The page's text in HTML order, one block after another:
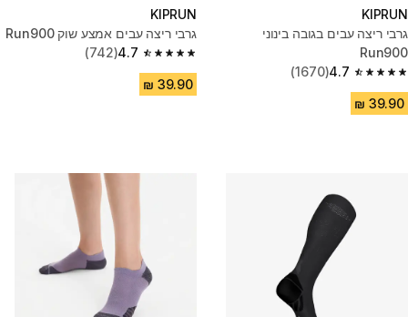
KIPRUN
גרבי ריצה עבים בגובה בינוני
Run900
4.7
4.7 out of 5 stars from 1670 reviews
(1670)
KIPRUN
גרבי ריצה עבים אמצע שוק Run900
4.7
4.7 out of 5 stars from 742 reviews
(742)